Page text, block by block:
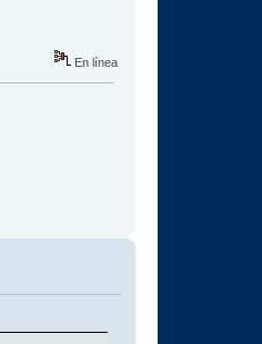
En línea